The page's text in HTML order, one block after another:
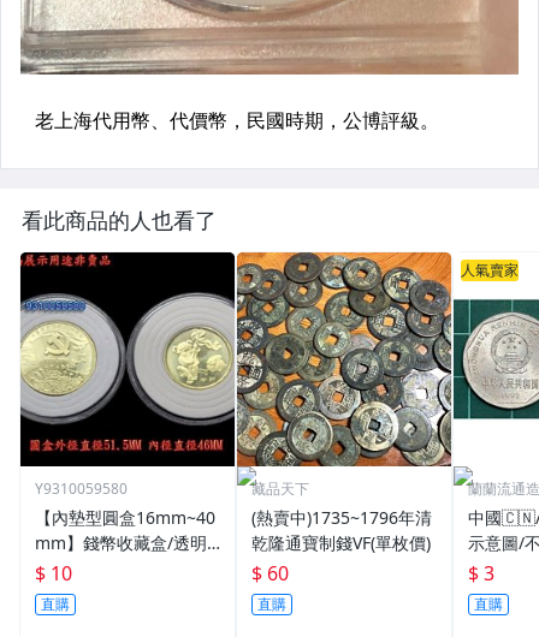
看此商品的人也看了
Y9310059580
【內墊型圓盒16mm~40
mm】錢幣收藏盒/透明
圓盒/硬幣盒/錢幣收藏用
品
$ 10
直購
藏品天下
(熱賣中)1735~1796年清
乾隆通寶制錢VF(單枚價)
$ 60
直購
人氣賣家
蘭蘭流通
中國🇨🇳/
示意圖/
機出貨
$ 3
直購